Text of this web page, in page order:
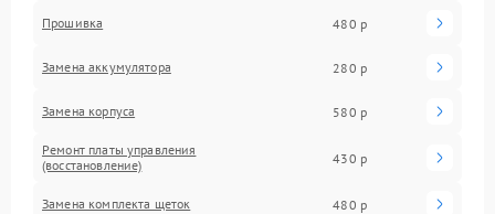
Прошивка 480 р
Замена аккумулятора 280 р
Замена корпуса 580 р
Ремонт платы управления
(восстановление)
430 р
Замена комплекта щеток 480 р